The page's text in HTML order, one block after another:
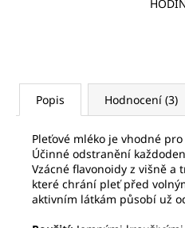
Popis Hodnocení (3)
Pleťové mléko je vhodné
Účinné odstranění
Vzácné flavonoidy z višně
které chrání pleť před
aktivním látkám působí už